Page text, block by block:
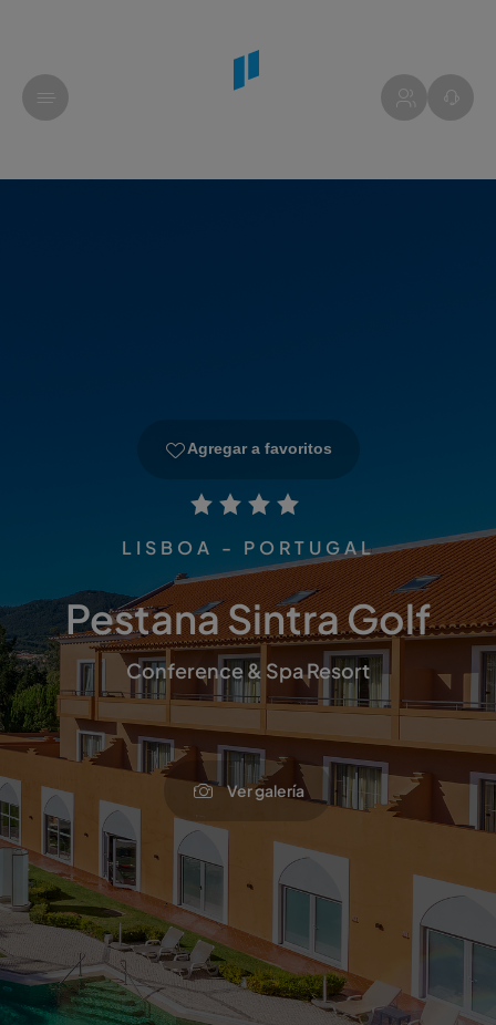
Agregar a favoritos
LISBOA - PORTUGAL
Pestana Sintra Golf
Conference & Spa Resort
Ver galería